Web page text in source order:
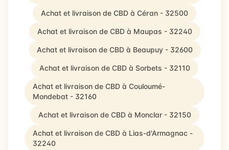
Achat et livraison de CBD à Céran - 32500
Achat et livraison de CBD à Maupas - 32240
Achat et livraison de CBD à Beaupuy - 32600
Achat et livraison de CBD à Sorbets - 32110
Achat et livraison de CBD à Couloumé-
Mondebat - 32160
Achat et livraison de CBD à Monclar - 32150
Achat et livraison de CBD à Lias-d'Armagnac -
32240